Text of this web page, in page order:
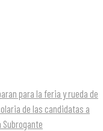
para la feria y rueda de
de las candidatas a